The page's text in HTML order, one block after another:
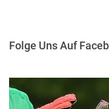
Folge Uns Auf